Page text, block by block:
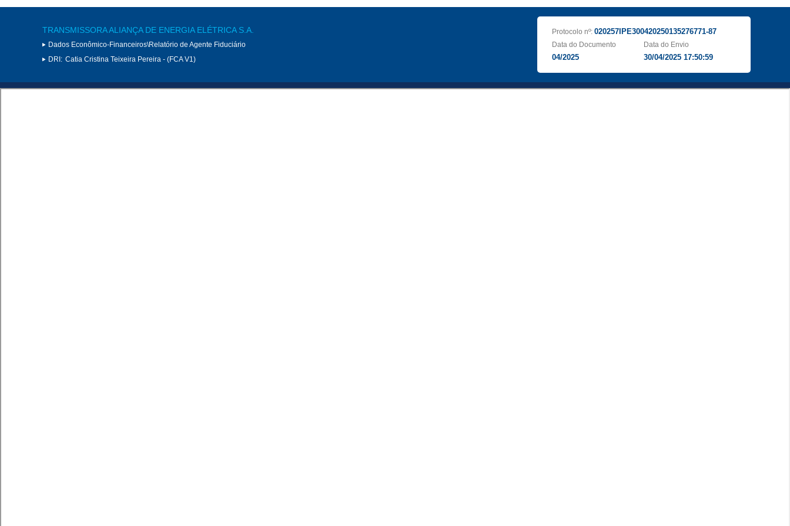
TRANSMISSORA ALIANÇA DE ENERGIA ELÉTRICA S.A.
Dados Econômico-Financeiros\Relatório de Agente Fiduciário
DRI: Catia Cristina Teixeira Pereira - (FCA V1)
Protocolo nº: 020257IPE300420250135276771-87
Data do Documento
04/2025
Data do Envio
30/04/2025 17:50:59